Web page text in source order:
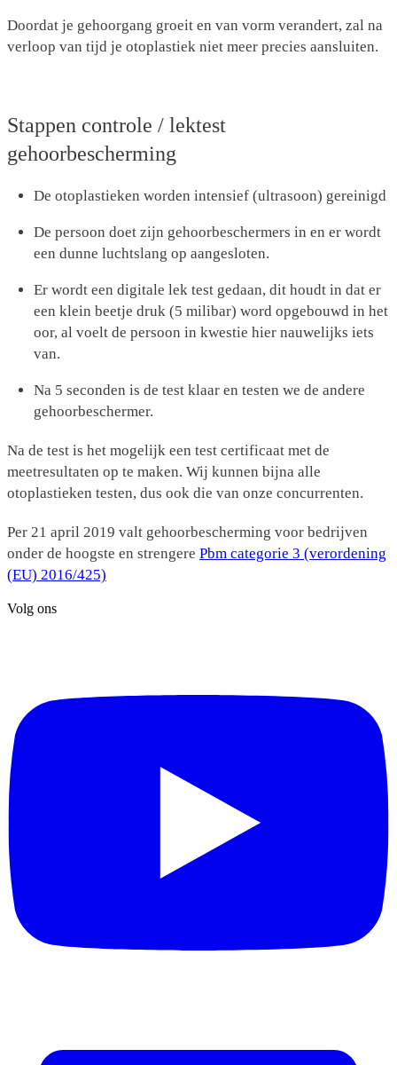
Doordat je gehoorgang groeit en van vorm verandert, zal na
verloop van tijd je otoplastiek niet meer precies aansluiten.
Stappen controle / lektest
gehoorbescherming
De otoplastieken worden intensief (ultrasoon) gereinigd
De persoon doet zijn gehoorbeschermers in en er wordt
een dunne luchtslang op aangesloten.
Er wordt een digitale lek test gedaan, dit houdt in dat er
een klein beetje druk (5 milibar) word opgebouwd in het
oor, al voelt de persoon in kwestie hier nauwelijks iets
van.
Na 5 seconden is de test klaar en testen we de andere
gehoorbeschermer.
Na de test is het mogelijk een test certificaat met de
meetresultaten op te maken. Wij kunnen bijna alle
otoplastieken testen, dus ook die van onze concurrenten.
Per 21 april 2019 valt gehoorbescherming voor bedrijven
onder de hoogste en strengere Pbm categorie 3 (verordening
(EU) 2016/425)
Volg ons